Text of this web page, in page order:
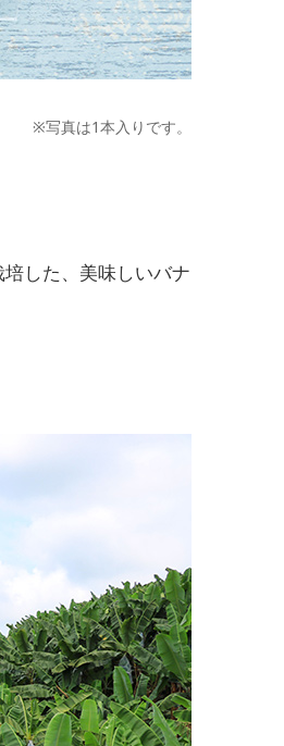
※写真は1本入りです。
した、美味しいバナ